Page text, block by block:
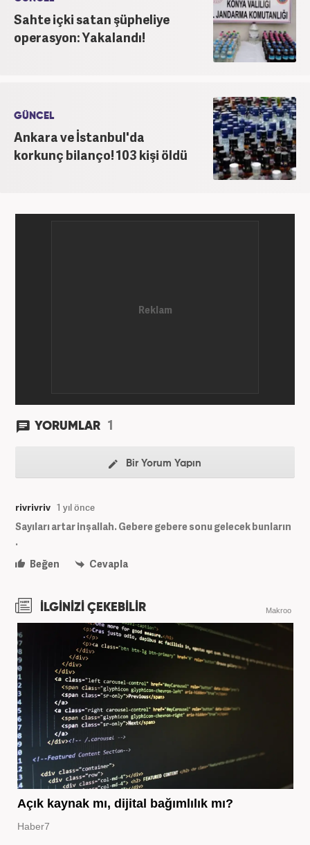
Sahte içki satan şüpheliye
operasyon: Yakalandı!
GÜNCEL
Ankara ve İstanbul'da
korkunç bilanço! 103 kişi öldü
YORUMLAR 1
Bir Yorum Yapın
rivrivriv 1 yıl önce
Sayıları artar inşallah. Gebere gebere sonu gelecek bunların
.
Beğen
Cevapla
İLGİNİZİ ÇEKEBİLİR Makroo
Açık kaynak mı, dijital bağımlılık mı?
Haber7